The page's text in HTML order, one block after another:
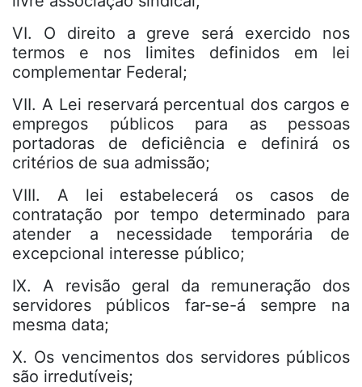
VI. O direito a greve será exercido nos
termos e nos limites definidos em lei
complementar Federal;
VII. A Lei reservará percentual dos cargos e
empregos públicos para as pessoas
portadoras de deficiência e definirá os
critérios de sua admissão;
VIII. A lei estabelecerá os casos de
contratação por tempo determinado para
atender a necessidade temporária de
excepcional interesse público;
IX. A revisão geral da remuneração dos
servidores públicos far-se-á sempre na
mesma data;
X. Os vencimentos dos servidores públicos
são irredutíveis;